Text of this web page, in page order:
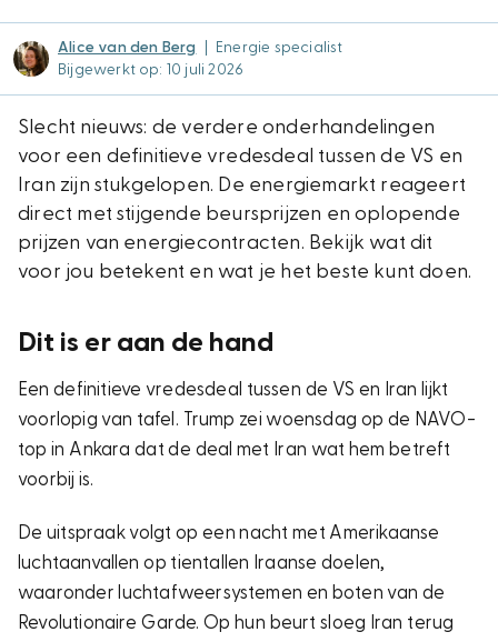
Alice van den Berg
Energie specialist
Bijgewerkt op: 10 juli 2026
Slecht nieuws: de verdere onderhandelingen
voor een definitieve vredesdeal tussen de VS en
Iran zijn stukgelopen. De energiemarkt reageert
direct met stijgende beursprijzen en oplopende
prijzen van energiecontracten. Bekijk wat dit
voor jou betekent en wat je het beste kunt doen.
Dit is er aan de hand
Een definitieve vredesdeal tussen de VS en Iran lijkt
voorlopig van tafel. Trump zei woensdag op de NAVO-
top in Ankara dat de deal met Iran wat hem betreft
voorbij is.
De uitspraak volgt op een nacht met Amerikaanse
luchtaanvallen op tientallen Iraanse doelen,
waaronder luchtafweersystemen en boten van de
Revolutionaire Garde. Op hun beurt sloeg Iran terug